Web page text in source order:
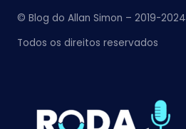
© Blog do Allan Simon – 2019-2024
Todos os direitos reservados